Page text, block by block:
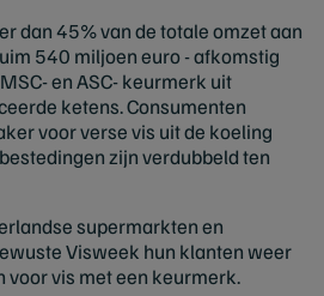
dan 45% van de totale omzet aan
540 miljoen euro - afkomstig
en ASC- keurmerk uit
ketens. Consumenten
voor verse vis uit de koeling
zijn verdubbeld ten
supermarkten en
Visweek hun klanten weer
voor vis met een keurmerk.